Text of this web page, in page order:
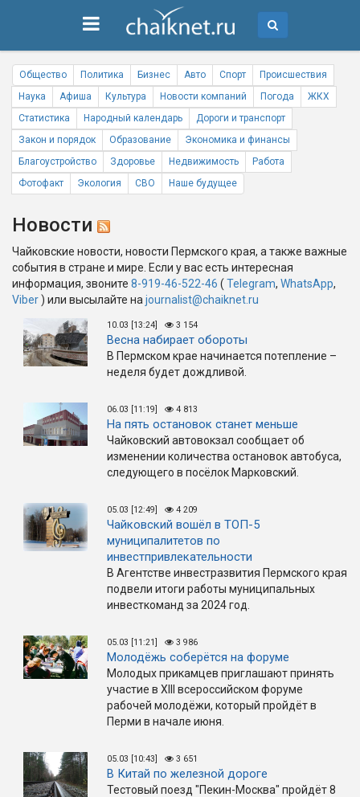
Общество Политика Бизнес Авто Спорт
Происшествия
Наука
Афиша Культура Новости компаний Погода
ЖКХ
Статистика
Народный календарь
Дороги и транспорт
Закон и порядок
Образование
Экономика и финансы
Благоустройство
Здоровье Недвижимость
Работа
Фотофакт
Экология СВО Наше будущее
Новости
Чайковские новости, новости Пермского края, а также важные
события в стране и мире. Если у вас есть интересная
информация, звоните 8-919-46-522-46 ( Telegram, WhatsApp,
Viber) или высылайте на journalist@chaiknet.ru
10.03 [13:24] 3 154
Весна набирает обороты
В Пермском крае начинается потепление –
неделя будет дождливой.
06.03 [11:19] 4 813
На пять остановок станет меньше
Чайковский автовокзал сообщает об
изменении количества остановок автобуса,
следующего в посёлок Марковский.
05.03 [12:49] 4 209
Чайковский вошёл в ТОП-5
муниципалитетов по
инвестпривлекательности
В Агентстве инвестразвития Пермского края
подвели итоги работы муниципальных
инвесткоманд за 2024 год.
05.03 [11:21] 3 986
Молодёжь соберётся на форуме
Молодых прикамцев приглашают принять
участие в XIII всероссийском форуме
рабочей молодёжи, который пройдёт в
Перми в начале июня.
05.03 [10:43] 3 651
В Китай по железной дороге
Тестовый поезд "Пекин-Москва" пройдёт 8